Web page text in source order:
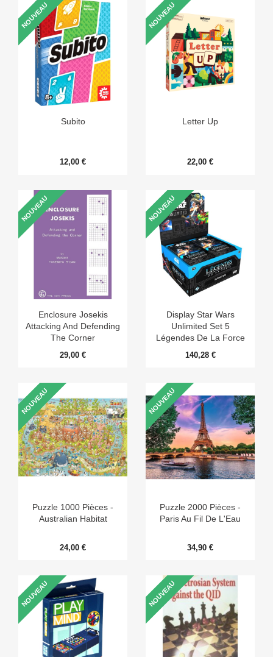
Subito
12,00 €
NOUVEAU
Letter Up
22,00 €
NOUVEAU
Enclosure Josekis
Attacking And Defending
The Corner
29,00 €
NOUVEAU
Display Star Wars
Unlimited Set 5
Légendes De La Force
140,28 €
NOUVEAU
Puzzle 1000 Pièces -
Australian Habitat
24,00 €
NOUVEAU
Puzzle 2000 Pièces -
Paris Au Fil De L'Eau
34,90 €
NOUVEAU
NOUVEAU NOUVEAU